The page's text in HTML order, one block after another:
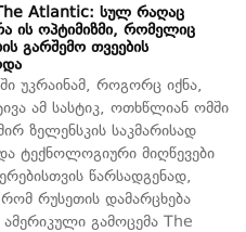
Atlantic: სულ რაღაც
ის ოპტიმიზმი, რომელიც
გარშემო თვეების
უკრაინამ, როგორც იქნა,
ამ სასტიკ, ოთხწლიან ომში
ზელენსკის საკმარისად
ტექნოლოგიური მიღწევები
წარსადგენად,
რუსეთის დამარცხება
გამოცემა The